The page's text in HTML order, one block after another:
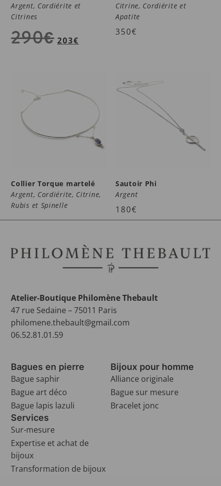
Argent, Cordiérite et
Citrines
290€ 203€
Citrine, Cordiérite et
Apatite
350€
Collier Torque martelé
Argent, Cordiérite, Citrine,
Rubis et Spinelle
Sautoir Phi
Argent
180€
Atelier-Boutique Philomène Thebault
47 rue Sedaine – 75011 Paris
philomene.thebault@gmail.com
06.52.81.01.59
Bagues en pierre
Bague saphir
Bague art déco
Bague lapis lazuli
Bijoux pour homme
Alliance originale
Bague sur mesure
Bracelet jonc
Services
Sur-mesure
Expertise et achat de
bijoux
Transformation de bijoux